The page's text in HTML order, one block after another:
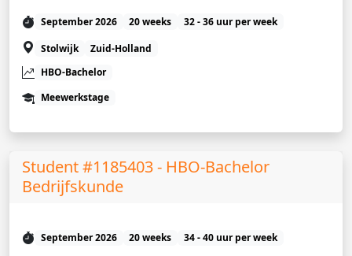
September 2026 20 weeks
32 - 36 uur per week
Stolwijk
Zuid-Holland
HBO-Bachelor
Meewerkstage
Student #1185403 - HBO-Bachelor
Bedrijfskunde
September 2026 20 weeks
34 - 40 uur per week